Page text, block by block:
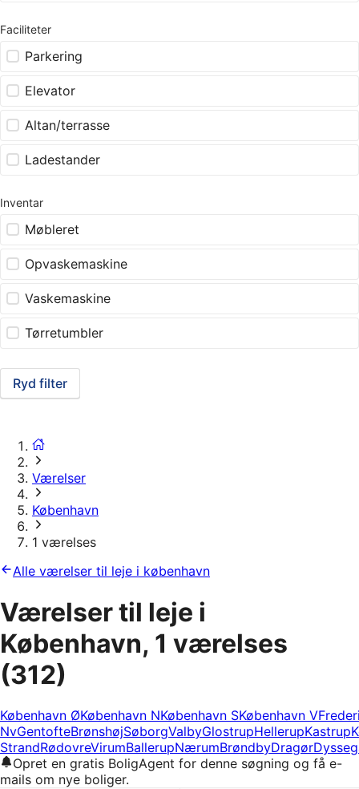
Faciliteter
Parkering
Elevator
Altan/terrasse
Ladestander
Inventar
Møbleret
Opvaskemaskine
Vaskemaskine
Tørretumbler
Ryd filter
Værelser
København
1 værelses
Alle værelser til leje i københavn
Værelser til leje i
København, 1 værelses
(312)
København ØKøbenhavn NKøbenhavn SKøbenhavn V
NvGentofteBrønshøjSøborgValbyGlostrupHellerupKastrup
StrandRødovreVirumBallerupNærumBrøndbyDragør
Opret en gratis BoligAgent for denne søgning og få e-
mails om nye boliger.